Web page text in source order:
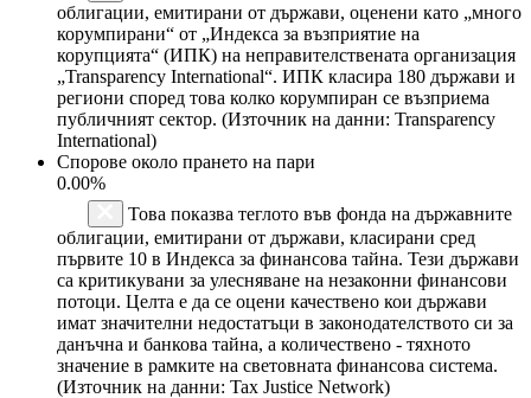
облигации, емитирани от държави, оценени като „много
корумпирани“ от „Индекса за възприятие на
корупцията“ (ИПК) на неправителствената организация
„Transparency International“. ИПК класира 180 държави и
региони според това колко корумпиран се възприема
публичният сектор. (Източник на данни: Transparency
International)
Спорове около прането на пари
0.00%
Това показва теглото във фонда на държавните
облигации, емитирани от държави, класирани сред
първите 10 в Индекса за финансова тайна. Тези държави
са критикувани за улесняване на незаконни финансови
потоци. Целта е да се оцени качествено кои държави
имат значителни недостатъци в законодателството си за
данъчна и банкова тайна, а количествено - тяхното
значение в рамките на световната финансова система.
(Източник на данни: Tax Justice Network)